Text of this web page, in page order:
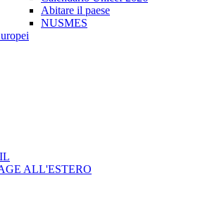
Abitare il paese
NUSMES
ALL'ESTERO